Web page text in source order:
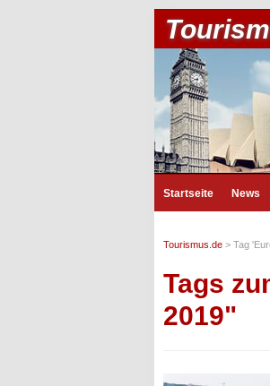
Startseite News
Tourismus.de > Tag
Tags
2019"